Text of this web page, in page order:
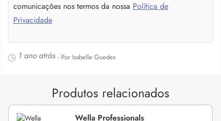
comunicações nos termos da nossa Política de
Privacidade
1 ano atrás - Por Isabelle Guedes
Produtos relacionados
Wella Professionals